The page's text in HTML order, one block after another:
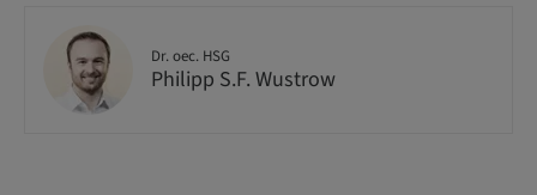
Dr. oec. HSG
Philipp S.F. Wustrow